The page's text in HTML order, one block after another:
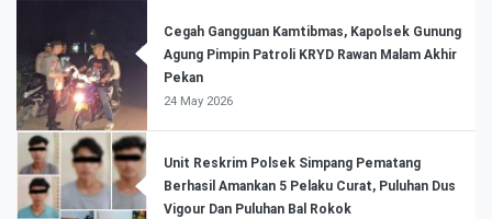
Cegah Gangguan Kamtibmas, Kapolsek Gunung
Agung Pimpin Patroli KRYD Rawan Malam Akhir
Pekan
24 May 2026
Unit Reskrim Polsek Simpang Pematang
Berhasil Amankan 5 Pelaku Curat, Puluhan Dus
Vigour Dan Puluhan Bal Rokok